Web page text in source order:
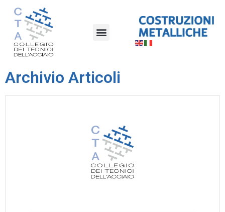
Archivio Articoli